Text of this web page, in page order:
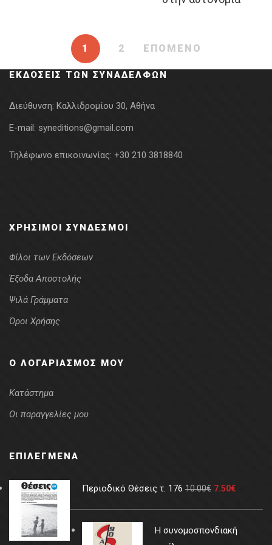
1 2 ΕΠΟΜΕΝΟ
ΕΚΔΌΣΕΙΣ ΤΩΝ ΣΥΝΑΔΈΛΦΩΝ
Διεύθυνση: Καλλιδρομίου 30, Αθήνα
E-mail: syneditions@gmail.com
Τηλέφωνο επικοινωνίας: +30 210 3818840
ΧΡΉΣΙΜΟΙ ΣΎΝΔΕΣΜΟΙ
Φίλοι των Εκδόσεων
Έξοδα Αποστολής
Ψιλά Γράμματα
Όροι Χρήσης
Ο ΛΟΓΑΡΙΑΣΜΌΣ ΜΟΥ
Κατάστημα
Οι παραγγελίες μου
ΕΠΙΛΕΓΜΈΝΑ
Περιοδικό Θέσεις τ. 176 10.00€ 7.50€
Η συνομοσπονδιακή